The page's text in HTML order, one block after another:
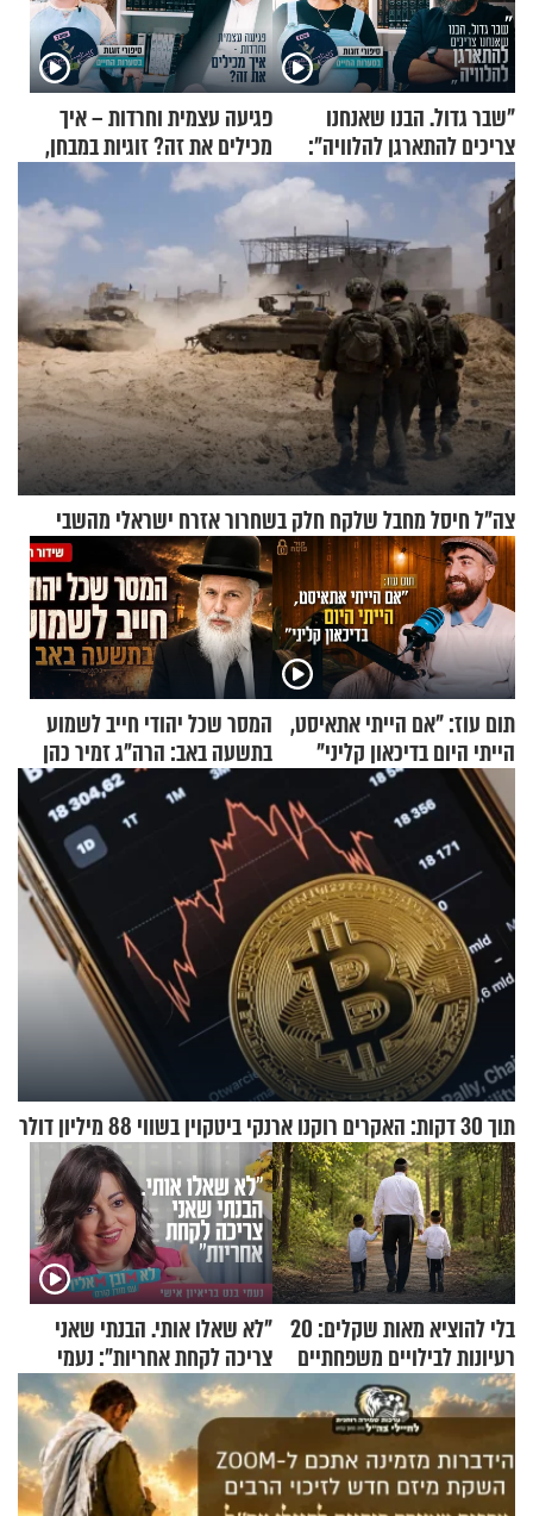
"שבר גדול. הבנו שאנחנו
צריכים להתארגן להלוויה":
זוגיות במבחן, הפעם עם מרים
וגד דנינו
פגיעה עצמית וחרדות – איך
מכילים את זה? זוגיות במבחן,
הפעם עם יהודית ואלתר כהן
צה"ל חיסל מחבל שלקח חלק בשחרור אזרח ישראלי מהשבי
תום עוז: "אם הייתי אתאיסט,
הייתי היום בדיכאון קליני"
המסר שכל יהודי חייב לשמוע
בתשעה באב: הרה"ג זמיר כהן
בשיעור מיוחד
תוך 30 דקות: האקרים רוקנו ארנקי ביטקוין בשווי 88 מיליון דולר
בלי להוציא מאות שקלים: 20
רעיונות לבילויים משפחתיים
כמעט בחינם
"לא שאלו אותי. הבנתי שאני
צריכה לקחת אחריות": נעמי
בנט בריאיון אישי